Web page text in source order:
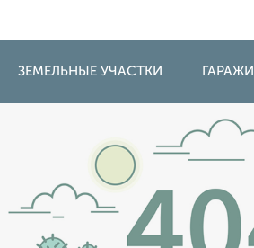
ЗЕМЕЛЬНЫЕ УЧАСТКИ